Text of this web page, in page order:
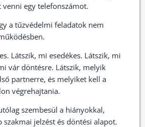
egy telefonszámot.
a tűzvédelmi feladatok nem
Látszik, mi esedékes. Látszik, mi
vár döntésre. Látszik, melyik
partnerre, és melyiket kell a
végrehajtania.
szembesül a hiányokkal,
szakmai jelzést és döntési alapot.